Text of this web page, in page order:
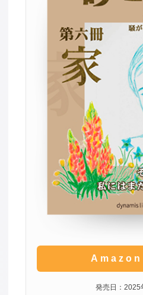
Amazon
発売日：2025